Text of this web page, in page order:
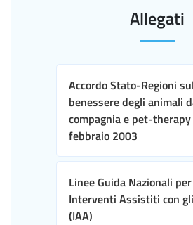
Allegati
Accordo Stato-Regioni sul
benessere degli animali
compagnia e pet-
febbraio 2003
Linee Guida Nazionali
Interventi Assistiti con
(IAA)